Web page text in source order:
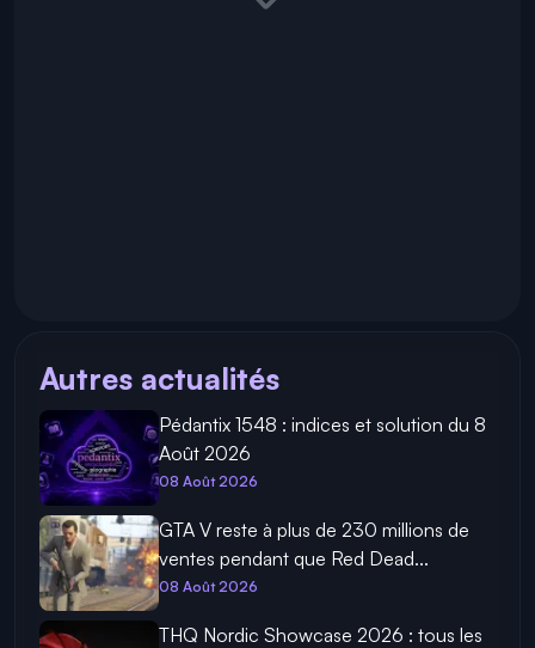
Autres actualités
Pédantix 1548 : indices et solution du 8
Août 2026
08 Août 2026
GTA V reste à plus de 230 millions de
ventes pendant que Red Dead...
08 Août 2026
THQ Nordic Showcase 2026 : tous les